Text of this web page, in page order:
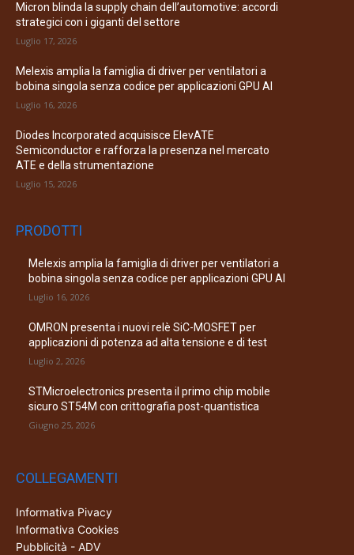
Micron blinda la supply chain dell’automotive: accordi
strategici con i giganti del settore
Luglio 17, 2026
Melexis amplia la famiglia di driver per ventilatori a
bobina singola senza codice per applicazioni GPU AI
Luglio 16, 2026
Diodes Incorporated acquisisce ElevATE
Semiconductor e rafforza la presenza nel mercato
ATE e della strumentazione
Luglio 15, 2026
PRODOTTI
Melexis amplia la famiglia di driver per ventilatori a
bobina singola senza codice per applicazioni GPU AI
Luglio 16, 2026
OMRON presenta i nuovi relè SiC-MOSFET per
applicazioni di potenza ad alta tensione e di test
Luglio 2, 2026
STMicroelectronics presenta il primo chip mobile
sicuro ST54M con crittografia post-quantistica
Giugno 25, 2026
COLLEGAMENTI
Informativa Pivacy
Informativa Cookies
Pubblicità - ADV